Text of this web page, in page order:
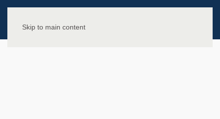
Skip to main content